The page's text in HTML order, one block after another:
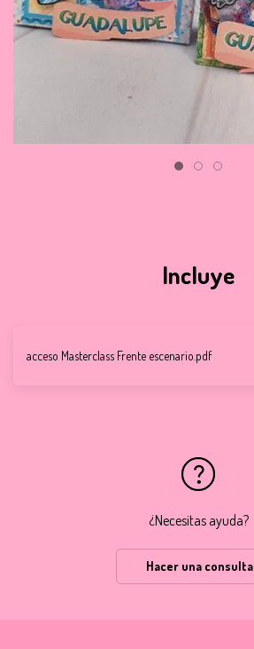
Incluye
acceso Masterclass Frente escenario.pdf
¿Necesitas ayuda?
Hacer una consulta